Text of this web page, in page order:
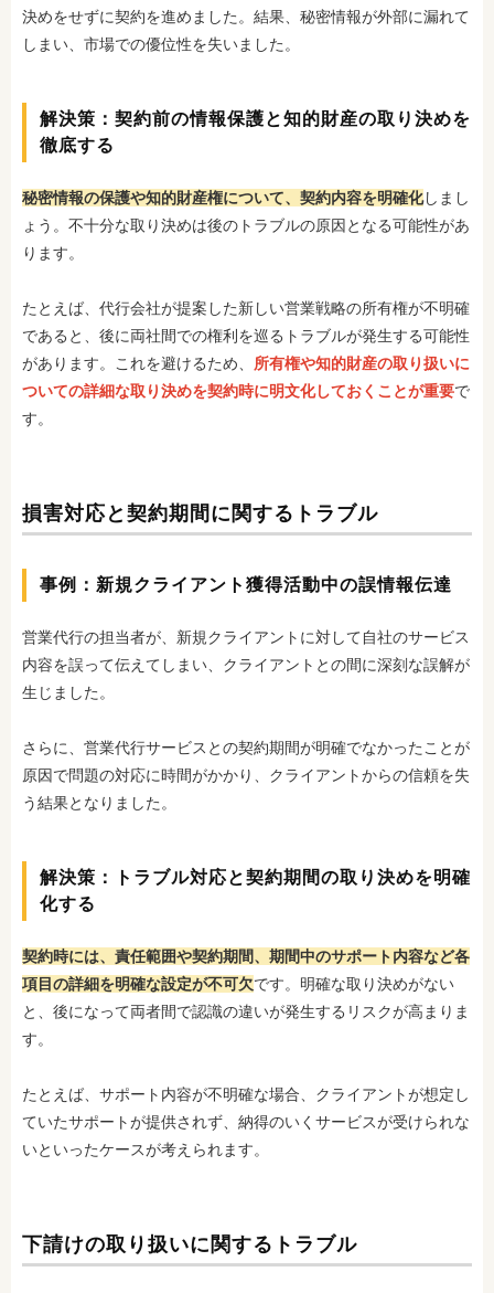
決めをせずに契約を進めました。結果、秘密情報が外部に漏れて
しまい、市場での優位性を失いました。
解決策：契約前の情報保護と知的財産の取り決めを
徹底する
秘密情報の保護や知的財産権について、契約内容を明確化しまし
ょう。不十分な取り決めは後のトラブルの原因となる可能性があ
ります。
たとえば、代行会社が提案した新しい営業戦略の所有権が不明確
であると、後に両社間での権利を巡るトラブルが発生する可能性
があります。これを避けるため、 所有権や知的財産の取り扱いに
ついての詳細な取り決めを契約時に明文化しておくことが重要で
す。
損害対応と契約期間に関するトラブル
事例：新規クライアント獲得活動中の誤情報伝達
営業代行の担当者が、新規クライアントに対して自社のサービス
内容を誤って伝えてしまい、クライアントとの間に深刻な誤解が
生じました。
さらに、営業代行サービスとの契約期間が明確でなかったことが
原因で問題の対応に時間がかかり、クライアントからの信頼を失
う結果となりました。
解決策：トラブル対応と契約期間の取り決めを明確
化する
契約時には、責任範囲や契約期間、期間中のサポート内容など各
項目の詳細を明確な設定が不可欠です。明確な取り決めがない
と、後になって両者間で認識の違いが発生するリスクが高まりま
す。
たとえば、サポート内容が不明確な場合、クライアントが想定し
ていたサポートが提供されず、納得のいくサービスが受けられな
いといったケースが考えられます。
下請けの取り扱いに関するトラブル